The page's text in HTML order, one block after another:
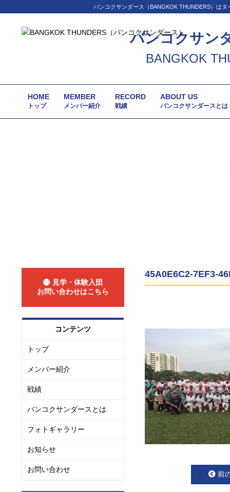
バンコクサンダース（BANGKOK THUNDERS）は
バンコクサン
BANGKOK
HOME
トップ
MEMBER
メンバー紹介
RECORD
戦績
ABOUT US
バンコクサンダースとは
45A0E6C2-7EF3-
前
見学・体験入団
お問い合わせはこちら
コンテンツ
トップ
メンバー紹介
戦績
バンコクサンダースとは
フォトギャラリー
お知らせ
お問い合わせ